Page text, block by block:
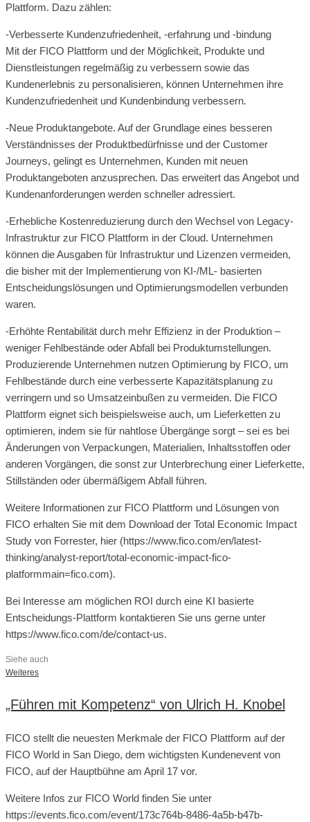
Plattform. Dazu zählen:
-Verbesserte Kundenzufriedenheit, -erfahrung und -bindung
Mit der FICO Plattform und der Möglichkeit, Produkte und
Dienstleistungen regelmäßig zu verbessern sowie das
Kundenerlebnis zu personalisieren, können Unternehmen ihre
Kundenzufriedenheit und Kundenbindung verbessern.
-Neue Produktangebote. Auf der Grundlage eines besseren
Verständnisses der Produktbedürfnisse und der Customer
Journeys, gelingt es Unternehmen, Kunden mit neuen
Produktangeboten anzusprechen. Das erweitert das Angebot und
Kundenanforderungen werden schneller adressiert.
-Erhebliche Kostenreduzierung durch den Wechsel von Legacy-
Infrastruktur zur FICO Plattform in der Cloud. Unternehmen
können die Ausgaben für Infrastruktur und Lizenzen vermeiden,
die bisher mit der Implementierung von KI-/ML- basierten
Entscheidungslösungen und Optimierungsmodellen verbunden
waren.
-Erhöhte Rentabilität durch mehr Effizienz in der Produktion –
weniger Fehlbestände oder Abfall bei Produktumstellungen.
Produzierende Unternehmen nutzen Optimierung by FICO, um
Fehlbestände durch eine verbesserte Kapazitätsplanung zu
verringern und so Umsatzeinbußen zu vermeiden. Die FICO
Plattform eignet sich beispielsweise auch, um Lieferketten zu
optimieren, indem sie für nahtlose Übergänge sorgt – sei es bei
Änderungen von Verpackungen, Materialien, Inhaltsstoffen oder
anderen Vorgängen, die sonst zur Unterbrechung einer Lieferkette,
Stillständen oder übermäßigem Abfall führen.
Weitere Informationen zur FICO Plattform und Lösungen von
FICO erhalten Sie mit dem Download der Total Economic Impact
Study von Forrester, hier (https://www.fico.com/en/latest-
thinking/analyst-report/total-economic-impact-fico-
platformmain=fico.com).
Bei Interesse am möglichen ROI durch eine KI basierte
Entscheidungs-Plattform kontaktieren Sie uns gerne unter
https://www.fico.com/de/contact-us.
Siehe auch
Weiteres
„Führen mit Kompetenz“ von Ulrich H. Knobel
FICO stellt die neuesten Merkmale der FICO Plattform auf der
FICO World in San Diego, dem wichtigsten Kundenevent von
FICO, auf der Hauptbühne am April 17 vor.
Weitere Infos zur FICO World finden Sie unter
https://events.fico.com/event/173c764b-8486-4a5b-b47b-